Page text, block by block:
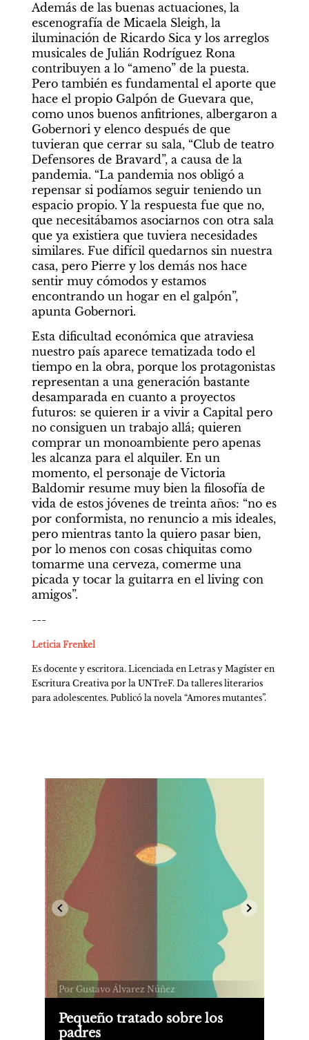
Además de las buenas actuaciones, la
escenografía de Micaela Sleigh, la
iluminación de Ricardo Sica y los arreglos
musicales de Julián Rodríguez Rona
contribuyen a lo “ameno” de la puesta.
Pero también es fundamental el aporte que
hace el propio Galpón de Guevara que,
como unos buenos anfitriones, albergaron a
Gobernori y elenco después de que
tuvieran que cerrar su sala, “Club de teatro
Defensores de Bravard”, a causa de la
pandemia. “La pandemia nos obligó a
repensar si podíamos seguir teniendo un
espacio propio. Y la respuesta fue que no,
que necesitábamos asociarnos con otra sala
que ya existiera que tuviera necesidades
similares. Fue difícil quedarnos sin nuestra
casa, pero Pierre y los demás nos hace
sentir muy cómodos y estamos
encontrando un hogar en el galpón”,
apunta Gobernori.
Esta dificultad económica que atraviesa
nuestro país aparece tematizada todo el
tiempo en la obra, porque los protagonistas
representan a una generación bastante
desamparada en cuanto a proyectos
futuros: se quieren ir a vivir a Capital pero
no consiguen un trabajo allá; quieren
comprar un monoambiente pero apenas
les alcanza para el alquiler. En un
momento, el personaje de Victoria
Baldomir resume muy bien la filosofía de
vida de estos jóvenes de treinta años: “no es
por conformista, no renuncio a mis ideales,
pero mientras tanto la quiero pasar bien,
por lo menos con cosas chiquitas como
tomarme una cerveza, comerme una
picada y tocar la guitarra en el living con
amigos”.
---
Leticia Frenkel
Es docente y escritora. Licenciada en Letras y Magíster en
Escritura Creativa por la UNTreF. Da talleres literarios
para adolescentes. Publicó la novela “Amores mutantes”.
Por Gustavo Álvarez Núñez
Pequeño tratado sobre los
padres